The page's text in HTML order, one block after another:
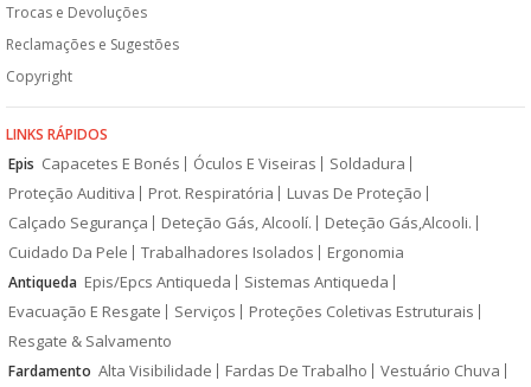
Trocas e Devoluções
Reclamações e Sugestões
Copyright
LINKS RÁPIDOS
Epis Capacetes E Bonés Óculos E Viseiras
Soldadura
Proteção Auditiva
Prot. Respiratória
Luvas De Proteção
Calçado Segurança
Deteção Gás, Alcoolí.
Deteção Gás,Alcooli.
Cuidado Da Pele
Trabalhadores Isolados Ergonomia
Antiqueda Epis/Epcs Antiqueda
Sistemas Antiqueda
Evacuação E Resgate
Serviços
Proteções Coletivas Estruturais
Resgate & Salvamento
Fardamento Alta Visibilidade Fardas De Trabalho
Vestuário Chuva